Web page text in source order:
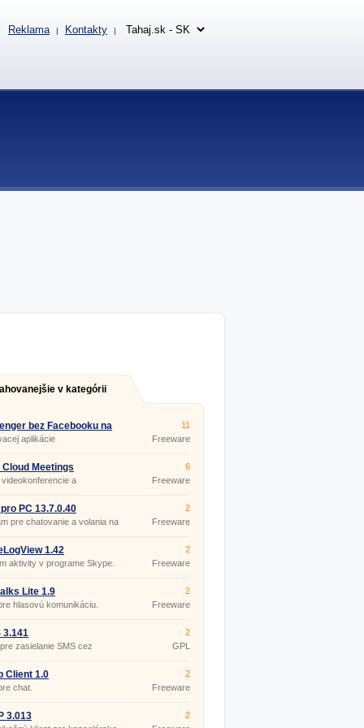
v kategórii
bez Facebooku na
aplikácie
11
Freeware
Cloud Meetings
videokonferencie a
6
Freeware
PC 13.7.0.40
pre chatovanie a volania na
2
Freeware
1.42
aktivity v programe Skype.
2
Freeware
Lite 1.9
hlasovú komunikáciu.
2
Freeware
3.141
zasielanie SMS cez
2
GPL
Client 1.0
chat.
2
Freeware
3.013
2
Reklama | Kontakty |